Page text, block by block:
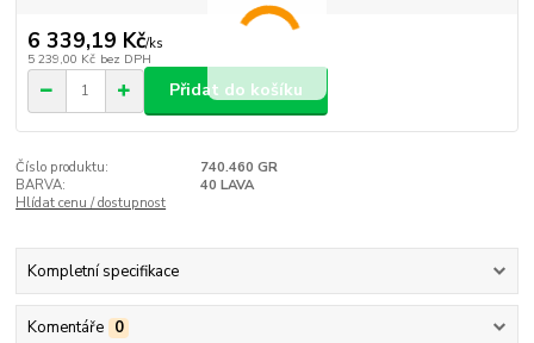
6 339,19 Kč/ks
5 239,00 Kč bez DPH
Přidat do košíku
Číslo produktu:
740.460 GR
BARVA:
40 LAVA
Hlídat cenu / dostupnost
Kompletní specifikace
Komentáře 0